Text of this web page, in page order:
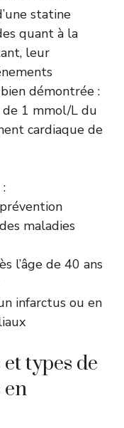
statine
quant à la
leur
démontrée :
1 mmol/L du
cardiaque de
:
maladies
l’âge de 40 ans
infarctus ou en
types de
en